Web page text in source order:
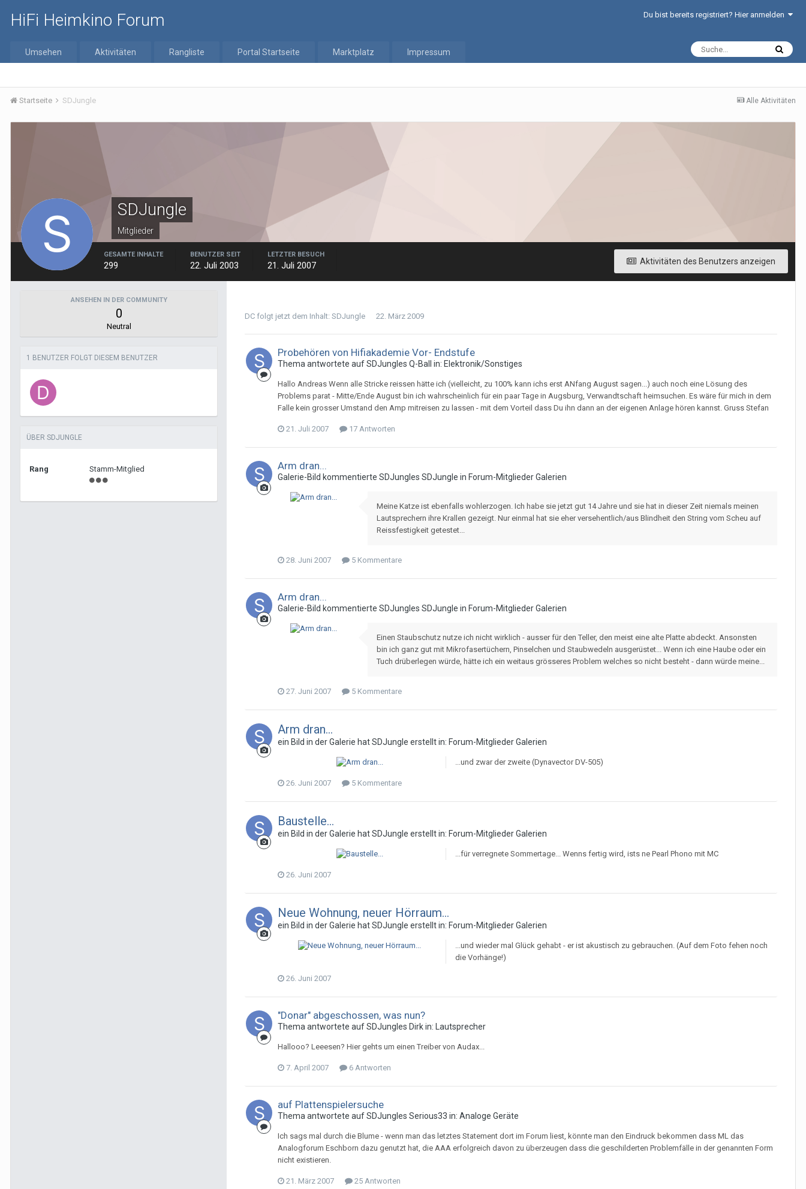
HiFi Heimkino Forum Du bist bereits registriert? Hier anmelden
Umsehen Aktivitäten Rangliste Portal Startseite Marktplatz Impressum
Alle Aktivitäten
Startseite SDJungle
SDJungle
Mitglieder
Aktivitäten des Benutzers anzeigen
GESAMTE INHALTE
299
BENUTZER SEIT
22. Juli 2003
LETZTER BESUCH
21. Juli 2007
ANSEHEN IN DER COMMUNITY
0
Neutral
1 BENUTZER FOLGT DIESEM BENUTZER
ÜBER SDJUNGLE
Rang Stamm-Mitglied
DC folgt jetzt dem Inhalt: SDJungle 22. März 2009
Probehören von Hifiakademie Vor- Endstufe
Thema antwortete aufSDJungles Q-Ball in: Elektronik/Sonstiges
Hallo Andreas Wenn alle Stricke reissen hätte ich (vielleicht, zu 100% kann ichs erst ANfang August sagen...) auch noch eine Lösung des
Problems parat - Mitte/Ende August bin ich wahrscheinlich für ein paar Tage in Augsburg, Verwandtschaft heimsuchen. Es wäre für mich in dem
Falle kein grosser Umstand den Amp mitreisen zu lassen - mit dem Vorteil dass Du ihn dann an der eigenen Anlage hören kannst. Gruss Stefan
21. Juli 2007 17 Antworten
Arm dran...
Galerie-Bild kommentierte SDJungles SDJungle in Forum-Mitglieder Galerien
Meine Katze ist ebenfalls wohlerzogen. Ich habe sie jetzt gut 14 Jahre und sie hat in dieser Zeit niemals meinen
Lautsprechern ihre Krallen gezeigt. Nur einmal hat sie eher versehentlich/aus Blindheit den String vom Scheu auf
Reissfestigkeit getestet...
28. Juni 2007 5 Kommentare
Arm dran...
Galerie-Bild kommentierte SDJungles SDJungle in Forum-Mitglieder Galerien
Einen Staubschutz nutze ich nicht wirklich - ausser für den Teller, den meist eine alte Platte abdeckt. Ansonsten
bin ich ganz gut mit Mikrofasertüchern, Pinselchen und Staubwedeln ausgerüstet... Wenn ich eine Haube oder ein
Tuch drüberlegen würde, hätte ich ein weitaus grösseres Problem welches so nicht besteht - dann würde meine...
27. Juni 2007 5 Kommentare
Arm dran...
ein Bild in der Galerie hatSDJungle erstellt in: Forum-Mitglieder Galerien
...und zwar der zweite (Dynavector DV-505)
26. Juni 2007 5 Kommentare
Baustelle...
ein Bild in der Galerie hatSDJungle erstellt in: Forum-Mitglieder Galerien
...für verregnete Sommertage... Wenns fertig wird, ists ne Pearl Phono mit MC
26. Juni 2007
Neue Wohnung, neuer Hörraum...
ein Bild in der Galerie hatSDJungle erstellt in: Forum-Mitglieder Galerien
...und wieder mal Glück gehabt - er ist akustisch zu gebrauchen. (Auf dem Foto fehen noch
die Vorhänge!)
26. Juni 2007
"Donar" abgeschossen, was nun?
Thema antwortete aufSDJungles Dirkin: Lautsprecher
Hallooo? Leeesen? Hier gehts um einen Treiber von Audax...
7. April 2007 6 Antworten
auf Plattenspielersuche
Thema antwortete aufSDJungles Serious33 in: Analoge Geräte
Ich sags mal durch die Blume - wenn man das letztes Statement dort im Forum liest, könnte man den Eindruck bekommen dass ML das
Analogforum Eschborn dazu genutzt hat, die AAA erfolgreich davon zu überzeugen dass die geschilderten Problemfälle in der genannten Form
nicht existieren.
21. März 2007 25 Antworten